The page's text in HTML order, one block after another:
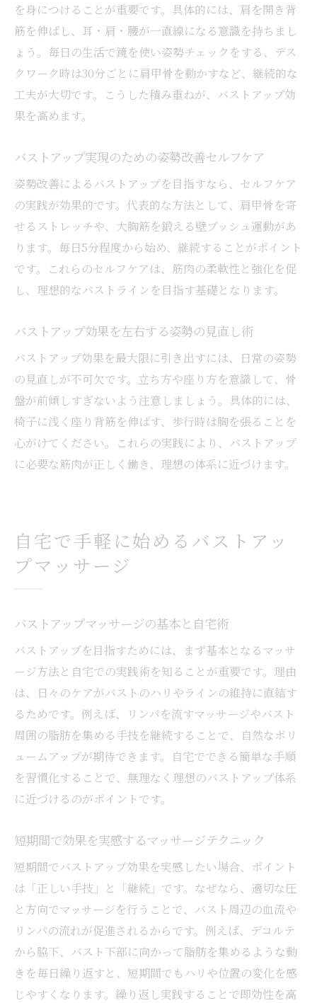
を身につけることが重要です。具体的には、肩を開き背
筋を伸ばし、耳・肩・腰が一直線になる意識を持ちまし
ょう。毎日の生活で鏡を使い姿勢チェックをする、デス
クワーク時は30分ごとに肩甲骨を動かすなど、継続的な
工夫が大切です。こうした積み重ねが、バストアップ効
果を高めます。
バストアップ実現のための姿勢改善セルフケア
姿勢改善によるバストアップを目指すなら、セルフケア
の実践が効果的です。代表的な方法として、肩甲骨を寄
せるストレッチや、大胸筋を鍛える壁プッシュ運動があ
ります。毎日5分程度から始め、継続することがポイント
です。これらのセルフケアは、筋肉の柔軟性と強化を促
し、理想的なバストラインを目指す基礎となります。
バストアップ効果を左右する姿勢の見直し術
バストアップ効果を最大限に引き出すには、日常の姿勢
の見直しが不可欠です。立ち方や座り方を意識して、骨
盤が前傾しすぎないよう注意しましょう。具体的には、
椅子に浅く座り背筋を伸ばす、歩行時は胸を張ることを
心がけてください。これらの実践により、バストアップ
に必要な筋肉が正しく働き、理想の体系に近づけます。
自宅で手軽に始めるバストアッ
プマッサージ
バストアップマッサージの基本と自宅術
バストアップを目指すためには、まず基本となるマッサ
ージ方法と自宅での実践術を知ることが重要です。理由
は、日々のケアがバストのハリやラインの維持に直結す
るためです。例えば、リンパを流すマッサージやバスト
周囲の脂肪を集める手技を継続することで、自然なボリ
ュームアップが期待できます。自宅でできる簡単な手順
を習慣化することで、無理なく理想のバストアップ体系
に近づけるのがポイントです。
短期間で効果を実感するマッサージテクニック
短期間でバストアップ効果を実感したい場合、ポイント
は「正しい手技」と「継続」です。なぜなら、適切な圧
と方向でマッサージを行うことで、バスト周辺の血流や
リンパの流れが促進されるからです。例えば、デコルテ
から脇下、バスト下部に向かって脂肪を集めるような動
きを毎日繰り返すと、短期間でもハリや位置の変化を感
じやすくなります。繰り返し実践することで即効性を高